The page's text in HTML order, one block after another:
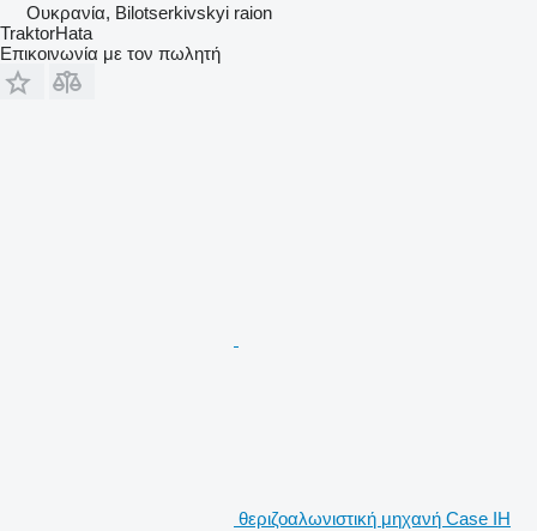
Ουκρανία, Bilotserkivskyi raion
TraktorHata
Επικοινωνία με τον πωλητή
θεριζοαλωνιστική μηχανή Case IH